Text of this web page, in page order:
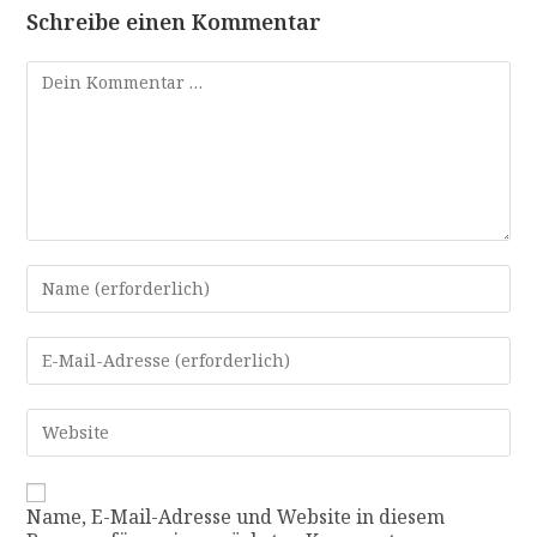
Schreibe einen Kommentar
Name, E-Mail-Adresse und Website in diesem